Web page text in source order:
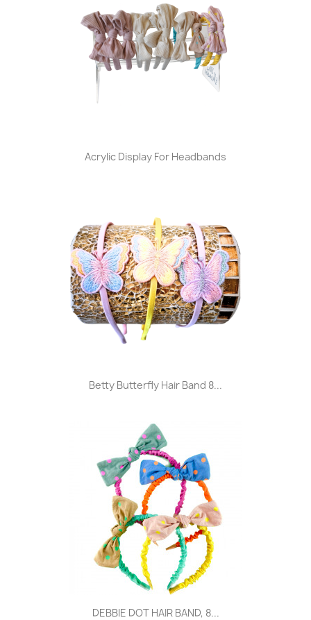
Acrylic Display For Headbands
Betty Butterfly Hair Band 8...
DEBBIE DOT HAIR BAND, 8...